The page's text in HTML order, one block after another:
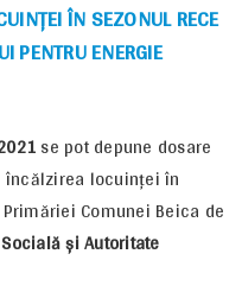
ÎN SEZONUL RECE
ENERGIE
se pot depune dosare
încălzirea locuinței în
Comunei Beica de
și Autoritate